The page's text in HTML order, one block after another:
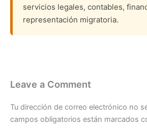
servicios legales, contables,
representación migratoria.
Leave a Comment
Tu dirección de correo electrónico no
campos obligatorios están marcados